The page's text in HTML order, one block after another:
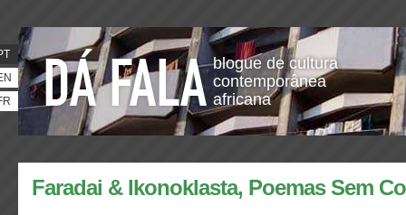
blogue de cultura
contemporânea
africana
Faradai & Ikonoklasta, Poemas Sem